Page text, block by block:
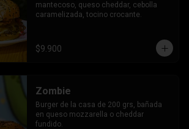
mantecoso, queso cheddar, cebolla
caramelizada, tocino crocante.
$9.900
Zombie
Burger de la casa de 200 grs, bañada
en queso mozzarella o cheddar
fundido.